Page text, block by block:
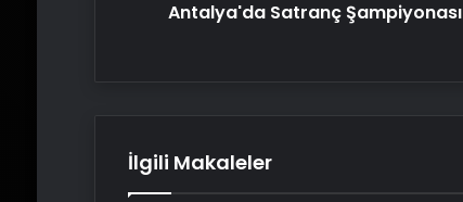
Antalya'da Satranç Şampiyonası
İlgili Makaleler